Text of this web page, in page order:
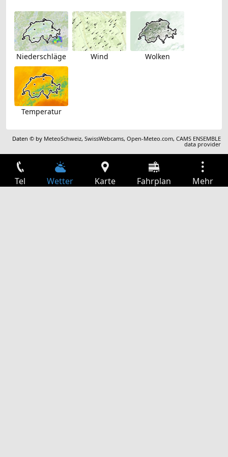
Niederschläge Wind Wolken
Temperatur
Daten © by MeteoSchweiz,SwissWebcams,Open-Meteo.com,CAMS ENSEMBLE
data provider
Tel Wetter Karte Fahrplan Mehr